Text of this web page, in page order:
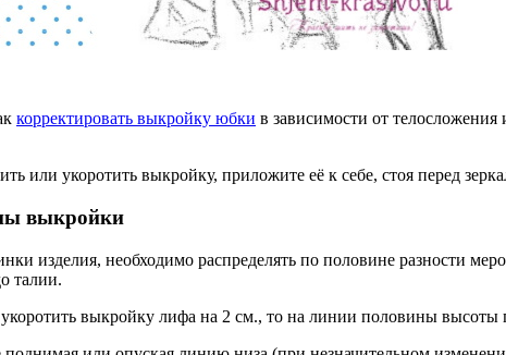
корректировать выкройку юбки в зависимости от
или укоротить выкройку, приложите её к себе, стоя перед
выкройки
изделия, необходимо распределять по половине разности
талии.
выкройку лифа на 2 см., то на линии половины